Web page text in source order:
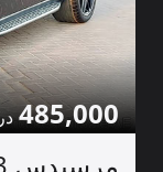
485,000
مرسيدس GLE63 للبيع